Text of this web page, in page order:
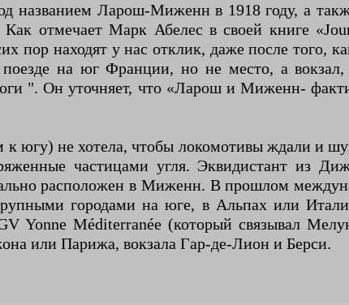
названием Ларош-Миженн в 1918 году, а
Марк Абелес в своей книге
пор находят у нас отклик, даже после
на юг Франции, но не место, а
". Он уточняет, что «Ларош и Миженн-
югу) не хотела, чтобы локомотивы ждали и
частицами угля. Эквидистант из
расположен в Миженн. В прошлом
городами на юге, в Альпах или
Yonne Méditerranée (который связывал
или Парижа, вокзала Гар-де-Лион и Берси.